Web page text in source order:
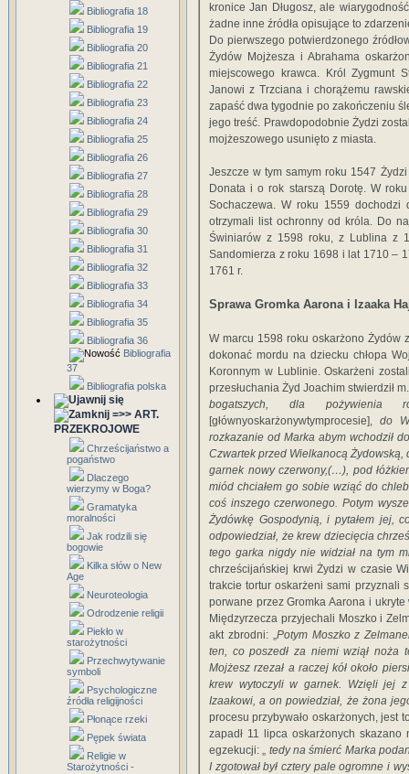
Bibliografia 18
Bibliografia 19
Bibliografia 20
Bibliografia 21
Bibliografia 22
Bibliografia 23
Bibliografia 24
Bibliografia 25
Bibliografia 26
Bibliografia 27
Bibliografia 28
Bibliografia 29
Bibliografia 30
Bibliografia 31
Bibliografia 32
Bibliografia 33
Bibliografia 34
Bibliografia 35
Bibliografia 36
Bibliografia
37
Bibliografia polska
=>> ART.
PRZEKROJOWE
Chrześcijaństwo a
pogaństwo
Dlaczego
wierzymy w Boga?
Gramatyka
moralności
Jak rodzili się
bogowie
Kilka słów o New
Age
Neuroteologia
Odrodzenie religii
Piekło w
starożytności
Przechwytywanie
symboli
Psychologiczne
źródła religijności
Płonące rzeki
Pępek świata
Religie w
Starożytności -
kronice Jan Długosz, ale
żadne inne źródła opisujące to
Do pierwszego potwierdzonego
Żydów Mojżesza i Abrahama
miejscowego krawca. Król Zygmunt
Janowi z Trzciana i chorążemu
zapaść dwa tygodnie po zakończeniu
jego treść. Prawdopodobnie Żydzi
mojżeszowego usunięto z miasta.
Jeszcze w tym samym roku 1547
Donata i o rok starszą Dorotę. W
Sochaczewa. W roku 1559 dochodzi
otrzymali list ochronny od króla. Do
Świniarów z 1598 roku, z Lublina z
Sandomierza z roku 1698 i lat 1710 –
1761 r.
Sprawa Gromka Aarona i Izaaka
W marcu 1598 roku oskarżono Żydów
dokonać mordu na dziecku chłopa
Koronnym w Lublinie. Oskarżeni
przesłuchania Żyd Joachim stwierdził
bogatszych, dla pożywienia
[głównyoskarżonywtymprocesie], do
rozkazanie od Marka abym wchodził
Czwartek przed Wielkanocą Żydowską,
garnek nowy czerwony,(…), pod
miód chciałem go sobie wziąć do
coś inszego czerwonego. Potym
Żydówkę Gospodynią, i pytałem jej,
odpowiedział, że krew dziecięcia
tego garka nigdy nie widział na tym
chrześcijańskiej krwi Żydzi w czasie
trakcie tortur oskarżeni sami przyznali
porwane przez Gromka Aarona i
Międzyrzecza przyjechali Moszko i
akt zbrodni: „Potym Moszko z
ten, co poszedł za niemi wziął noża
Mojżesz rzezał a raczej kół około
krew wytoczyli w garnek. Wzięli jej
Izaakowi, a on powiedział, że żona
procesu przybywało oskarżonych, jest
zapadł 11 lipca oskarżonych
egzekucji: „ tedy na śmierć Marka
I zgotował był cztery pale ogromne i